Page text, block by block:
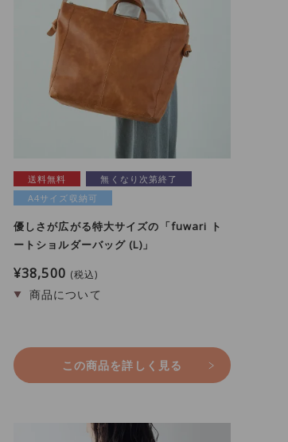
送料無料
無くなり次第終了
A4サイズ収納可
優しさが広がる特大サイズの「fuwari ト
ートショルダーバッグ (L)」
¥38,500 税込
この商品を詳しく見る